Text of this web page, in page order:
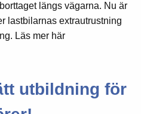
längs vägarna. Nu är
lastbilarnas extrautrustning
Läs mer här
utbildning för